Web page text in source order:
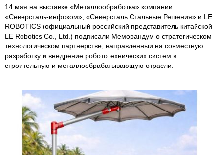
14 мая на выставке «Металлообработка» компании
«Северсталь-инфоком», «Северсталь Стальные Решения» и LE
ROBOTICS (официальный российский представитель китайской
LE Robotics Co., Ltd.) подписали Меморандум о стратегическом
технологическом партнёрстве, направленный на совместную
разработку и внедрение робототехнических систем в
строительную и металлообрабатывающую отрасли.